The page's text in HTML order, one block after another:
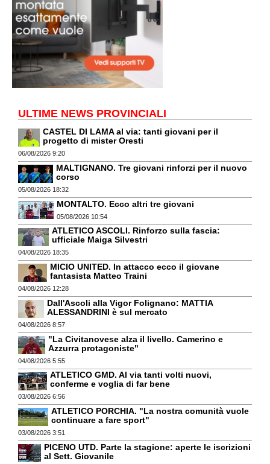
ULTIME NEWS PROVINCIALI
CASTEL DI LAMA al via: tanti giovani per il
progetto di mister Oresti
06/08/2026 9:20
MALTIGNANO. Tre giovani rinforzi per il nuovo
corso
05/08/2026 18:32
MONTALTO. Ecco altri tre giovani
05/08/2026 10:54
ATLETICO ASCOLI. Rinforzo sulla fascia:
ufficiale Maiga Silvestri
04/08/2026 18:35
MICIO UNITED. In attacco ecco il giovane
fantasista Matteo Traini
04/08/2026 12:28
Dall'Ascoli alla Vigor Folignano: MATTIA
ALESSANDRINI è sul mercato
04/08/2026 8:57
"La Civitanovese alza il livello. Camerino e
Azzurra protagoniste"
04/08/2026 5:55
ATLETICO GMD. Al via tanti volti nuovi,
conferme e voglia di far bene
03/08/2026 6:56
ATLETICO PORCHIA. "La nostra comunità vuole
continuare a fare sport"
03/08/2026 3:51
PICENO UTD. Parte la stagione: aperte le iscrizioni
al Sett. Giovanile